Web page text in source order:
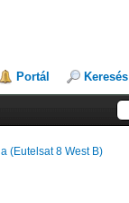
Portál Keresés
(Eutelsat 8 West B)